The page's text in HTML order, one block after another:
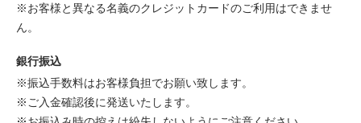
※お客様と異なる名義のクレジットカードのご利用はできませ
ん。
銀行振込
※振込手数料はお客様負担でお願い致します。
※ご入金確認後に発送いたします。